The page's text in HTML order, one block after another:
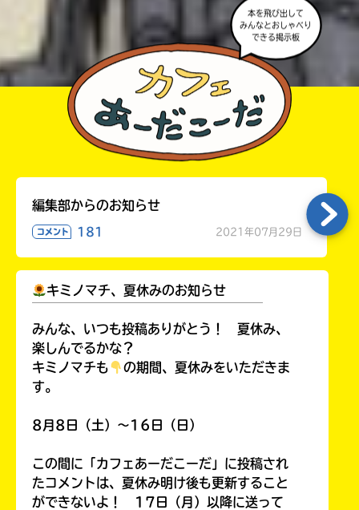
きこんでいたり、字がまちがっていたりしないか、読
みなおしてみてね。
本を飛び出して
みんなとおしゃべり
できる掲示板
編集部からのお知らせ
コメント 181 2021年07月29日
キミノマチ、夏休みのお知らせ
みんな、いつも投稿ありがとう！ 夏休み、
楽しんでるかな？
キミノマチも
の期間、夏休みをいただきま
す。
8月8日（土）～16日（日）
この間に「カフェあーだこーだ」に投稿され
たコメントは、夏休み明け後も更新すること
ができないよ！ 17日（月）以降に送って